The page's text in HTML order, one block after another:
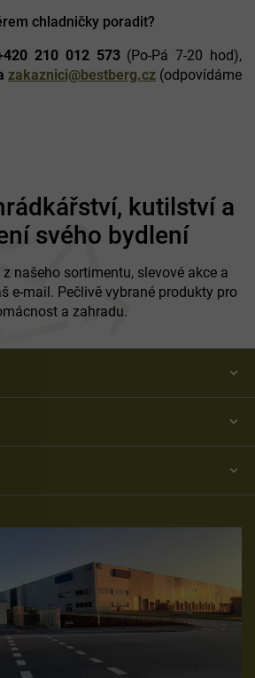
chladničky poradit?
210 012 573 (Po-Pá 7-20 hod),
zakaznici@bestberg.cz (odpovídáme
kutilství a
svého bydlení
našeho sortimentu, slevové akce a
e-mail. Pečlivě vybrané produkty pro
a zahradu.